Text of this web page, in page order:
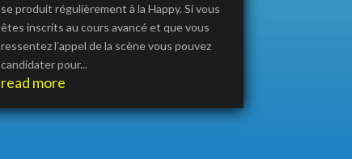
se produit régulièrement à la Happy. Si vous
êtes inscrits au cours avancé et que vous
ressentez l’appel de la scène vous pouvez
candidater pour...
read more